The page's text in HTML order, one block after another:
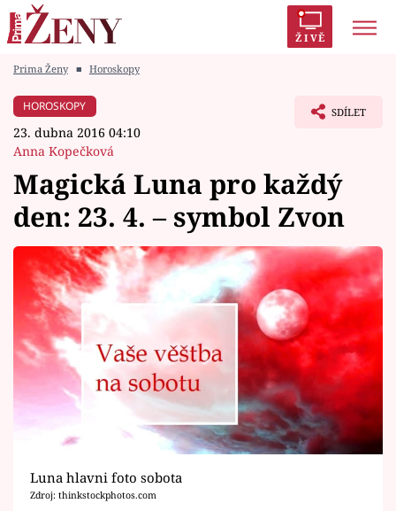
ŽIVĚ
Módní alarm
Témata
Celebrity
Vztahy
Seriály
Horoskopy
Sledujte prima+
Filmový festival Karlovy Vary
Prima Ženy ■ Horoskopy
HOROSKOPY
23. dubna 2016 04:10
Anna Kopečková
SDÍLET
Magická Luna pro každý
den: 23. 4. – symbol Zvon
Luna hlavni foto sobota
Zdroj: thinkstockphotos.com